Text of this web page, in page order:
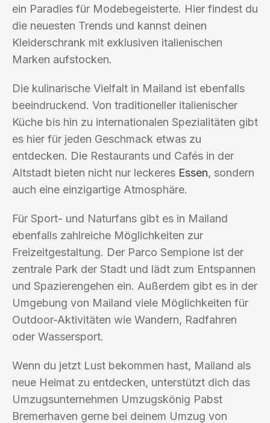
ein Paradies für Modebegeisterte. Hier findest du
die neuesten Trends und kannst deinen
Kleiderschrank mit exklusiven italienischen
Marken aufstocken.
Die kulinarische Vielfalt in Mailand ist ebenfalls
beeindruckend. Von traditioneller italienischer
Küche bis hin zu internationalen Spezialitäten gibt
es hier für jeden Geschmack etwas zu
entdecken. Die Restaurants und Cafés in der
Altstadt bieten nicht nur leckeres Essen, sondern
auch eine einzigartige Atmosphäre.
Für Sport- und Naturfans gibt es in Mailand
ebenfalls zahlreiche Möglichkeiten zur
Freizeitgestaltung. Der Parco Sempione ist der
zentrale Park der Stadt und lädt zum Entspannen
und Spazierengehen ein. Außerdem gibt es in der
Umgebung von Mailand viele Möglichkeiten für
Outdoor-Aktivitäten wie Wandern, Radfahren
oder Wassersport.
Wenn du jetzt Lust bekommen hast, Mailand als
neue Heimat zu entdecken, unterstützt dich das
Umzugsunternehmen Umzugskönig Pabst
Bremerhaven gerne bei deinem Umzug von